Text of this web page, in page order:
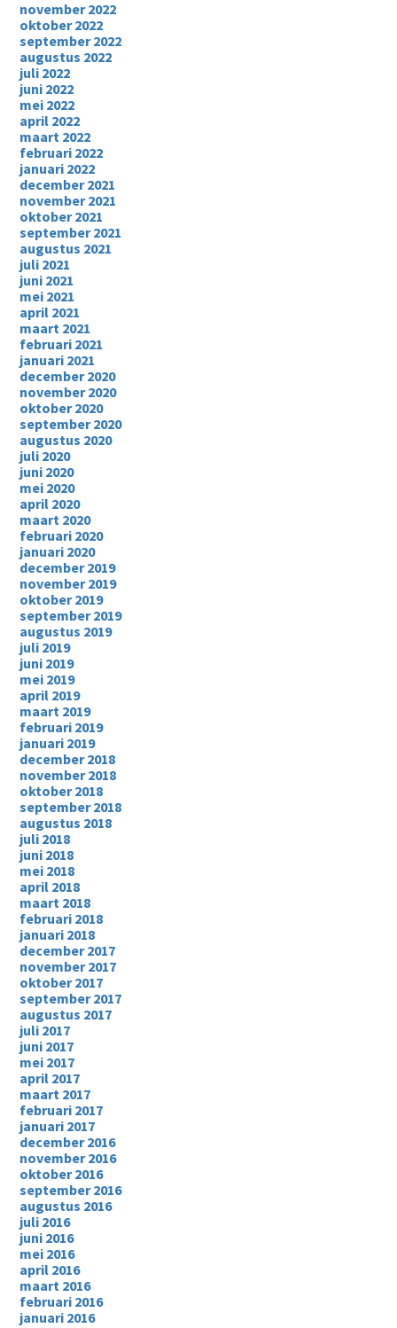
november 2022
oktober 2022
september 2022
augustus 2022
juli 2022
juni 2022
mei 2022
april 2022
maart 2022
februari 2022
januari 2022
december 2021
november 2021
oktober 2021
september 2021
augustus 2021
juli 2021
juni 2021
mei 2021
april 2021
maart 2021
februari 2021
januari 2021
december 2020
november 2020
oktober 2020
september 2020
augustus 2020
juli 2020
juni 2020
mei 2020
april 2020
maart 2020
februari 2020
januari 2020
december 2019
november 2019
oktober 2019
september 2019
augustus 2019
juli 2019
juni 2019
mei 2019
april 2019
maart 2019
februari 2019
januari 2019
december 2018
november 2018
oktober 2018
september 2018
augustus 2018
juli 2018
juni 2018
mei 2018
april 2018
maart 2018
februari 2018
januari 2018
december 2017
november 2017
oktober 2017
september 2017
augustus 2017
juli 2017
juni 2017
mei 2017
april 2017
maart 2017
februari 2017
januari 2017
december 2016
november 2016
oktober 2016
september 2016
augustus 2016
juli 2016
juni 2016
mei 2016
april 2016
maart 2016
februari 2016
januari 2016